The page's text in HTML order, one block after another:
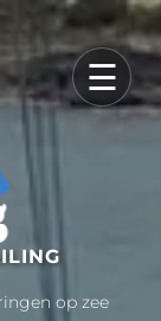
☰
×
op zee